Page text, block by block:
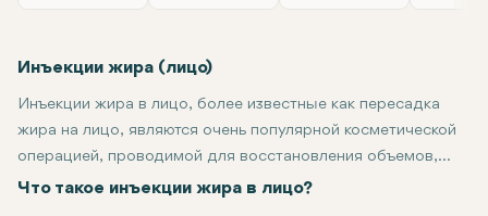
Инъекции жира (лицо)
Инъекции жира в лицо, более известные как пересадка
жира на лицо, являются очень популярной косметической
операцией, проводимой для восстановления объемов,
удаления морщин и контурирования лица. Она включает в
Небольшие детали процедуры инъекции жира в лицо могут
Независимо от того, изучаете ли вы инъекции жира в лицо
Что такое инъекции жира в лицо?